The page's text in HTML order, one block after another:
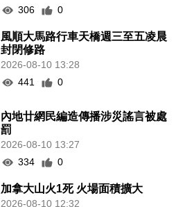
306
0
風順大馬路行車天橋週三至五凌晨
封閉修路
2026-08-10 13:28
441
0
內地廿網民編造傳播涉災謠言被處
罰
2026-08-10 13:27
334
0
加拿大山火1死 火場面積擴大
2026-08-10 12:32